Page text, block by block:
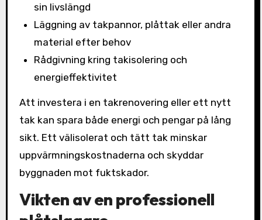
sin livslängd
Läggning av takpannor, plåttak eller andra
material efter behov
Rådgivning kring takisolering och
energieffektivitet
Att investera i en takrenovering eller ett nytt
tak kan spara både energi och pengar på lång
sikt. Ett välisolerat och tätt tak minskar
uppvärmningskostnaderna och skyddar
byggnaden mot fuktskador.
Vikten av en professionell